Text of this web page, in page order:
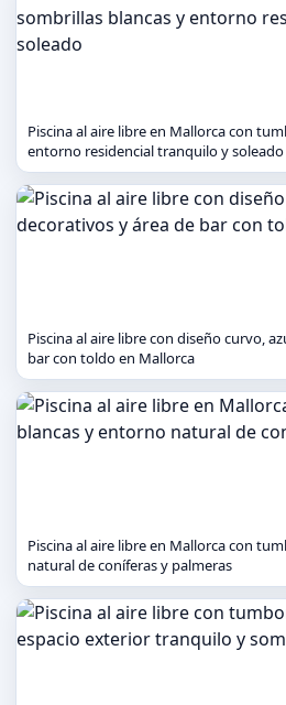
Piscina al aire libre en Mallorca con
entorno residencial tranquilo y soleado
Piscina al aire libre con diseño curvo,
bar con toldo en Mallorca
Piscina al aire libre en Mallorca con
natural de coníferas y palmeras